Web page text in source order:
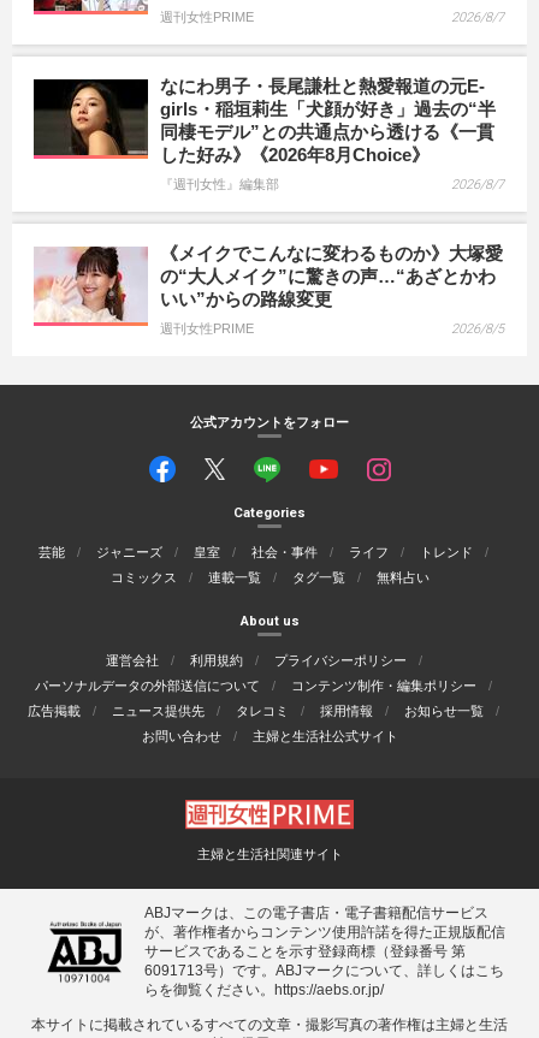
週刊女性PRIME 2026/8/7
なにわ男子・長尾謙杜と熱愛報道の元E-
girls・稲垣莉生「犬顔が好き」過去の“半
同棲モデル”との共通点から透ける《一貫
した好み》《2026年8月Choice》
『週刊女性』編集部 2026/8/7
《メイクでこんなに変わるものか》大塚愛
の“大人メイク”に驚きの声…“あざとかわ
いい”からの路線変更
週刊女性PRIME 2026/8/5
公式アカウントをフォロー
Categories
芸能 ジャニーズ 皇室 社会・事件 ライフ
トレンド
コミックス
連載一覧 タグ一覧 無料占い
About us
運営会社 利用規約
プライバシーポリシー
パーソナルデータの外部送信について
コンテンツ制作・編集ポリシー
広告掲載
ニュース提供先 タレコミ 採用情報
お知らせ一覧
お問い合わせ
主婦と生活社公式サイト
主婦と生活社関連サイト
ABJマークは、この電子書店・電子書籍配信サービス
が、著作権者からコンテンツ使用許諾を得た正規版配信
サービスであることを示す登録商標（登録番号 第
6091713号）です。ABJマークについて、詳しくはこち
らを御覧ください。
https://aebs.or.jp/
本サイトに掲載されているすべての⽂章・撮影写真の著作権は主婦と⽣活